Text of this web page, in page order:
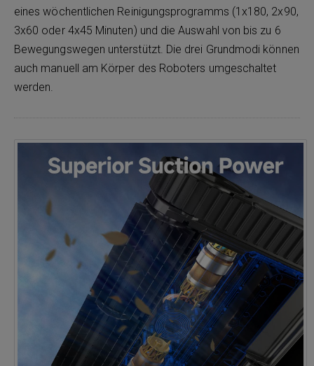
eines wöchentlichen Reinigungsprogramms (1x180, 2x90,
3x60 oder 4x45 Minuten) und die Auswahl von bis zu 6
Bewegungswegen unterstützt. Die drei Grundmodi können
auch manuell am Körper des Roboters umgeschaltet
werden.